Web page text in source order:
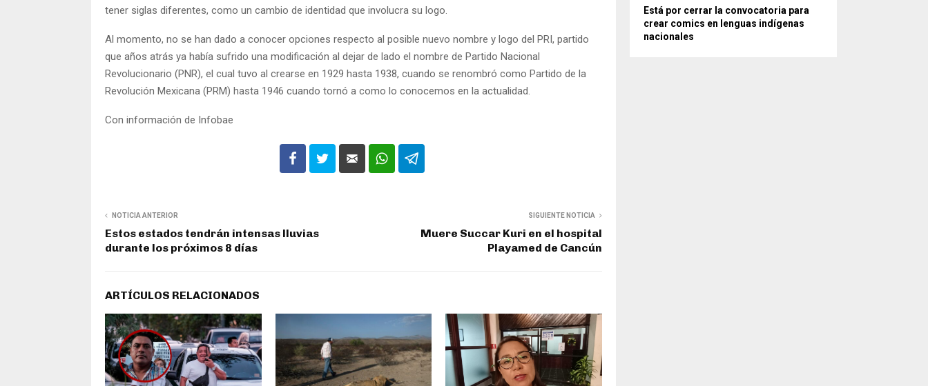
tener siglas diferentes, como un cambio de identidad que involucra su logo.
Al momento, no se han dado a conocer opciones respecto al posible nuevo nombre y logo del PRI, partido
que años atrás ya había sufrido una modificación al dejar de lado el nombre de Partido Nacional
Revolucionario (PNR), el cual tuvo al crearse en 1929 hasta 1938, cuando se renombró como Partido de la
Revolución Mexicana (PRM) hasta 1946 cuando tornó a como lo conocemos en la actualidad.
Con información de Infobae
NOTICIA ANTERIOR
Estos estados tendrán intensas lluvias
durante los próximos 8 días
SIGUIENTE NOTICIA
Muere Succar Kuri en el hospital
Playamed de Cancún
ARTÍCULOS RELACIONADOS
Está por cerrar la convocatoria para
crear comics en lenguas indígenas
nacionales